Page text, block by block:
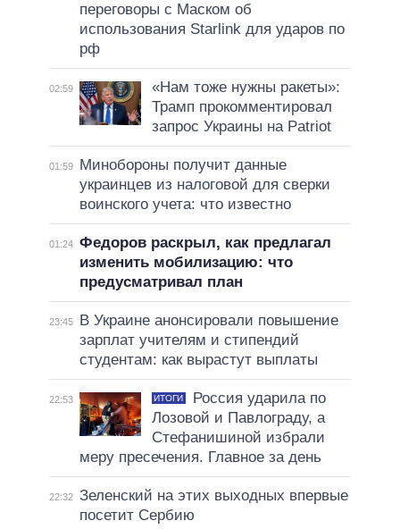
переговоры с Маском об
использования Starlink для ударов по
рф
02:59
«Нам тоже нужны ракеты»:
Трамп прокомментировал
запрос Украины на Patriot
01:59
Минобороны получит данные
украинцев из налоговой для сверки
воинского учета: что известно
01:24 Федоров раскрыл, как предлагал
изменить мобилизацию: что
предусматривал план
23:45
В Украине анонсировали повышение
зарплат учителям и стипендий
студентам: как вырастут выплаты
22:53 ИТОГИ
Россия ударила по
Лозовой и Павлограду, а
Стефанишиной избрали
меру пресечения. Главное за день
22:32 Зеленский на этих выходных впервые
посетит Сербию